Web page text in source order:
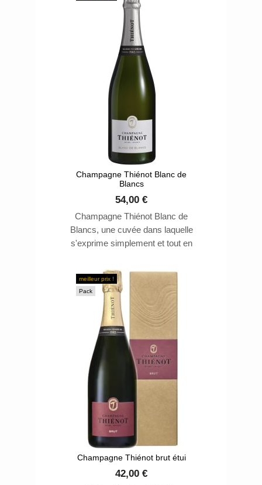
Champagne Thiénot Blanc de
Blancs
54,00 €
Champagne Thiénot Blanc de
Blancs, une cuvée dans laquelle
s'exprime simplement et tout en
Chardonnay.
meilleur prix !
Pack
Champagne Thiénot brut étui
42,00 €